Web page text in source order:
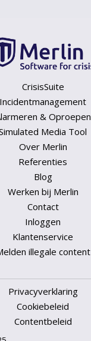
CrisisSuite
Incidentmanagement
& Oproepen
Media Tool
Over Merlin
Referenties
Blog
Werken bij Merlin
Contact
Inloggen
Klantenservice
illegale content
Privacyverklaring
Cookiebeleid
Contentbeleid